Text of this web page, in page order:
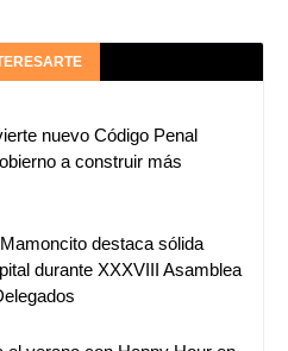
nuevo Código Penal
a construir más
destaca sólida
durante XXXVIII Asamblea